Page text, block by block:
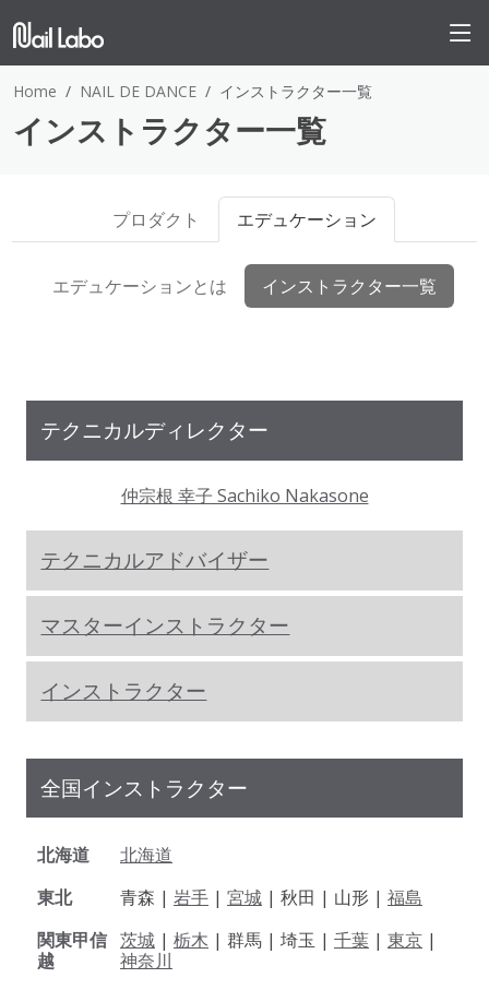
Home NAIL DE DANCE インストラクター一覧
インストラクター一覧
プロダクト エデュケーション
エデュケーションとは インストラクター一覧
テクニカルディレクター
仲宗根 幸子 Sachiko Nakasone
テクニカルアドバイザー
マスターインストラクター
インストラクター
全国インストラクター
北海道
北海道
東北
青森 | 岩手 | 宮城 | 秋田 | 山形 | 福島
関東甲信
越
茨城 | 栃木 | 群馬 | 埼玉 | 千葉 | 東京 |
神奈川